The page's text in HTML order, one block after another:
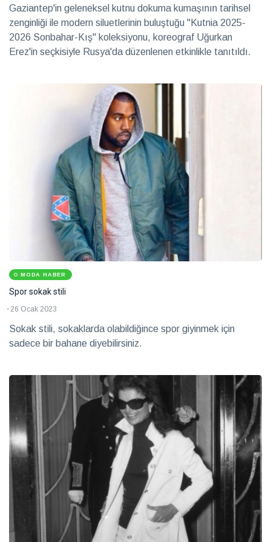
Gaziantep'in geleneksel kutnu dokuma kumaşının tarihsel
zenginliği ile modern siluetlerinin buluştuğu "Kutnia 2025-
2026 Sonbahar-Kış" koleksiyonu, koreograf Uğurkan
Erez'in seçkisiyle Rusya'da düzenlenen etkinlikle tanıtıldı.
MODA HABER
Spor sokak stili
26 Ocak 2023
Sokak stili, sokaklarda olabildiğince spor giyinmek için
sadece bir bahane diyebilirsiniz.